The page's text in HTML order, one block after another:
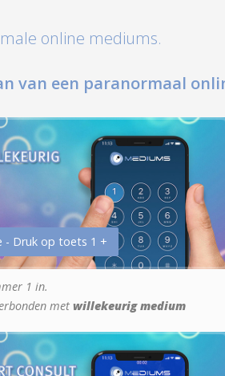
online mediums.
van een paranormaal
- Druk op toets 1 +
1 in.
met willekeurig medium